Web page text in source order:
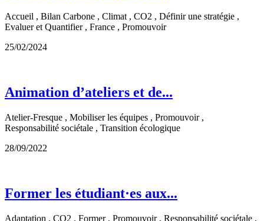
Accueil , Bilan Carbone , Climat , CO2 , Définir une stratégie ,
Evaluer et Quantifier , France , Promouvoir
25/02/2024
Animation d’ateliers et de...
Atelier-Fresque , Mobiliser les équipes , Promouvoir ,
Responsabilité sociétale , Transition écologique
28/09/2022
Former les étudiant·es aux...
Adaptation , CO2 , Former , Promouvoir , Responsabilité sociétale ,